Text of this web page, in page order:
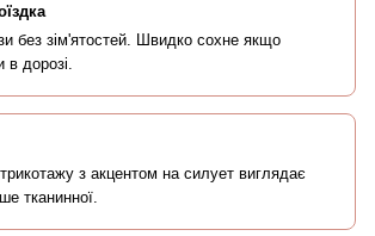
без зім'ятостей. Швидко сохне якщо
в дорозі.
з акцентом на силует виглядає
тканинної.